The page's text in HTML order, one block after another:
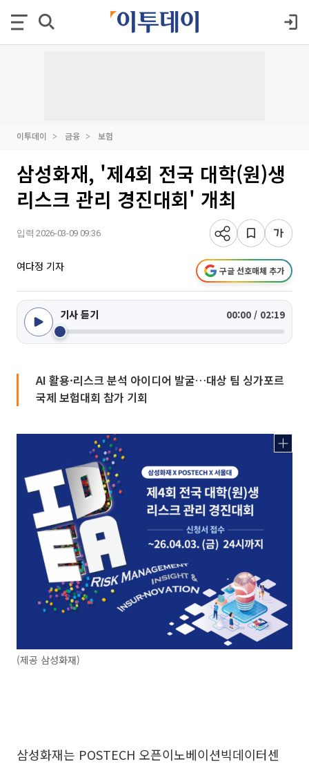
이투데이 금융 보험
삼성화재, '제4회 전국 대학(원)생
리스크 관리 경진대회' 개최
입력 2026-03-09 09:36
여다정 기자 구글 선호매체 추가
기사 듣기 00:00 / 02:19
AI 활용·리스크 분석 아이디어 발굴…대상 팀 싱가포르
국제 보험대회 참가 기회
(제공 삼성화재)
삼성화재는 POSTECH 오픈이노베이션빅데이터센